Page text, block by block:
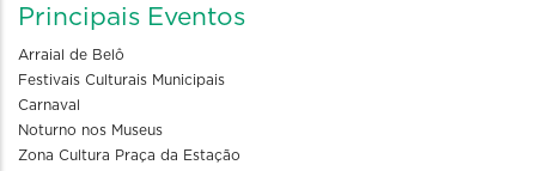
Principais Eventos
Arraial de Belô
Festivais Culturais Municipais
Carnaval
Noturno nos Museus
Zona Cultura Praça da Estação